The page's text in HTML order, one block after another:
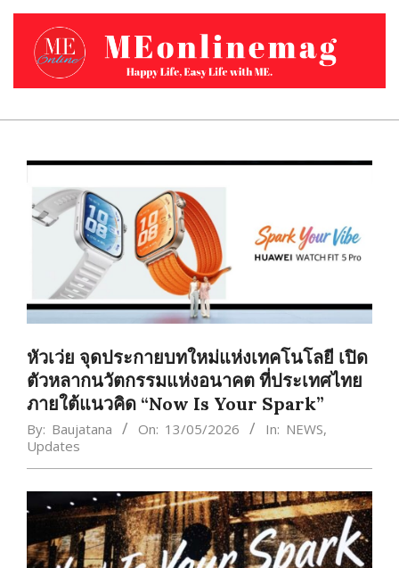
Skip
content
Primary
Menu
หัวเว่ย จุดประกายบทใหม่แห่งเทคโนโลยี เปิด
ตัวหลากนวัตกรรมแห่งอนาคต ที่ประเทศไทย
ภายใต้แนวคิด “Now Is Your Spark”
By: Baujatana On: 13/05/2026 In: NEWS,
Updates